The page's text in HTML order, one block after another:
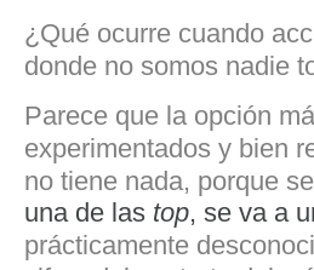
¿Qué ocurre cuando
donde no somos nadie
Parece que la opción
experimentados y bien
no tiene nada, porque
una de las top, se va a
prácticamente